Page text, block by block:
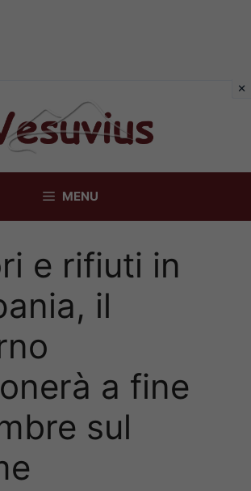
MENU
e rifiuti in
il
a fine
sul